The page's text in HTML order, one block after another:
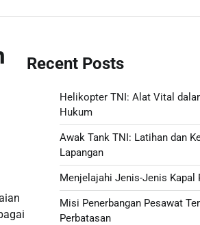
Recent Posts
Helikopter TNI: Alat Vital
Hukum
Awak Tank TNI: Latihan dan
Lapangan
Menjelajahi Jenis-Jenis Kapal
Misi Penerbangan Pesawat
Perbatasan